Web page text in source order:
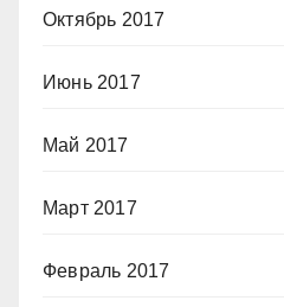
Октябрь 2017
Июнь 2017
Май 2017
Март 2017
Февраль 2017